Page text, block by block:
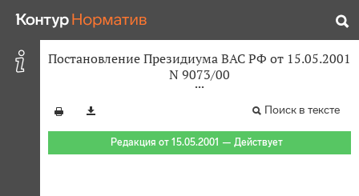
Постановление Президиума ВАС РФ от 15.05.2001
N 9073/00
Поиск в тексте
Редакция от 15.05.2001 — Действует